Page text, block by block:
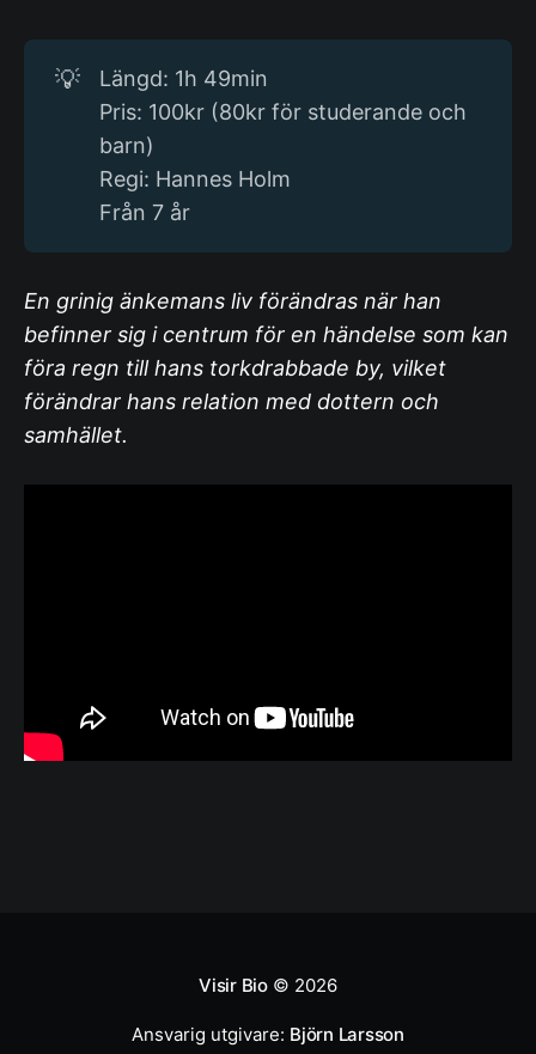
💡
Längd: 1h 49min
Pris: 100kr (80kr för studerande och
barn)
Regi: Hannes Holm
Från 7 år
En grinig änkemans liv förändras när han
befinner sig i centrum för en händelse som kan
föra regn till hans torkdrabbade by, vilket
förändrar hans relation med dottern och
samhället.
Visir Bio© 2026
Ansvarig utgivare: Björn Larsson